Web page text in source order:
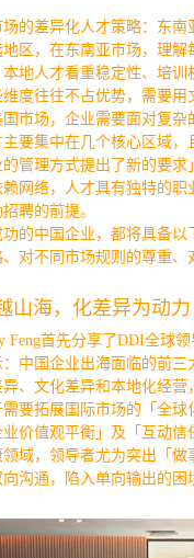
的差异化人才策略：东南
地区，在东南亚市场，理解
地人才看重稳定性、培训
度往往不占优势，需要用
市场，企业需要面对复杂
主要集中在几个核心区域
管理方式提出了新的要求
网络，人才具有独特的职
聘的前提。
功的中国企业，都将具备以
对不同市场规则的尊重、
山海，化差异为动力
首先分享了DDI全球领
：中国企业出海面临的前
、文化差异和本地化经营
要拓展国际市场的「全球
业价值观平衡」及「互动
域， 领导者尤为突出「做
沟通，陷入单向输出的困